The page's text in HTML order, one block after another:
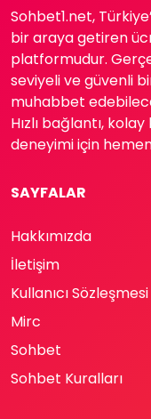
Sohbet1.net,
bir araya getiren
platformudur.
seviyeli ve güvenli
muhabbet
Hızlı bağlantı,
deneyimi için hemen
SAYFALAR
Hakkımızda
İletişim
Kullanıcı Sözleşmesi
Mirc
Sohbet
Sohbet Kuralları